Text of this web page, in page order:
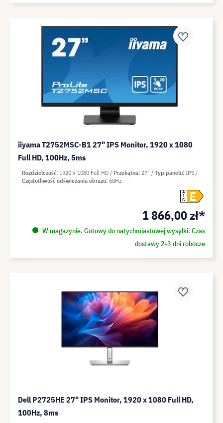
iiyama T2752MSC-B1 27" IPS Monitor, 1920 x 1080
Full HD, 100Hz, 5ms
A
G
E
1 866,00 zł*
W magazynie. Gotowy do natychmiastowej wysyłki. Czas
dostawy 2-3 dni robocze
Rozdzielczość 1920 x 1080 Full HD Przekątna 27" Typ panelu IPS
Częstotliwość odświeżania obrazu 60Hz
Dell P2725HE 27" IPS Monitor, 1920 x 1080 Full HD,
100Hz, 8ms